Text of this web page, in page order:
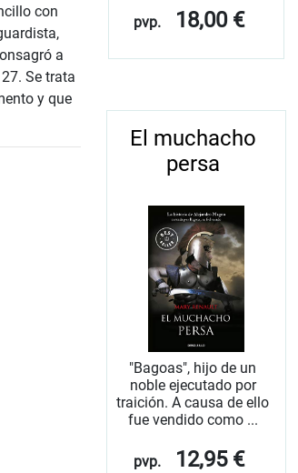
con
a
Se trata
y que
pvp. 18,00 €
El muchacho
persa
"Bagoas", hijo de un
noble ejecutado por
traición. A causa de ello
fue vendido como ...
pvp. 12,95 €